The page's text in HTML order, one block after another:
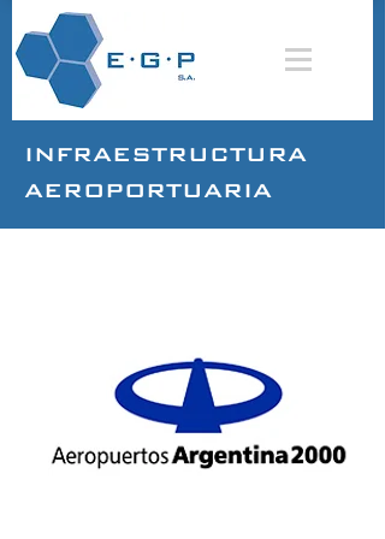
INFRAESTRUCTURA
AEROPORTUARIA